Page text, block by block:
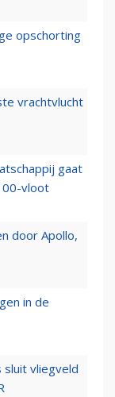
opschorting
vrachtvlucht
gaat
vloot
door Apollo,
in de
sluit vliegveld